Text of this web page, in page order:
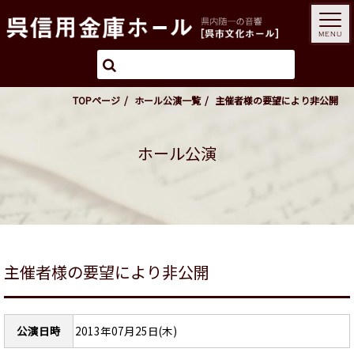
TOPページ ホール公演一覧 主催者様の要望により非公開
ホール公演
主催者様の要望により非公開
公演日時 2013年07月25日(木)
MENU